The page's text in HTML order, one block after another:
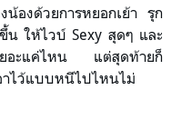
น้องด้วยการหยอกเย้า รุก
น ให้ไวบ์ Sexy สุดๆ และ
เยอะแค่ไหน แต่สุดท้ายก็
าไว้แบบหนีไปไหนไม่